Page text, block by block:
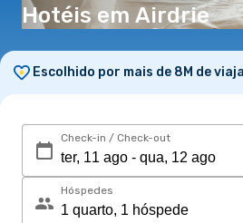
Hotéis em Airdrie
Escolhido por mais de 8M de
Check-in / Check-out
Hóspedes